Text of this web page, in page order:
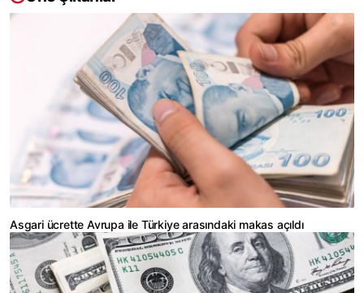
Asgari ücrette Avrupa ile Türkiye arasındaki makas açıldı